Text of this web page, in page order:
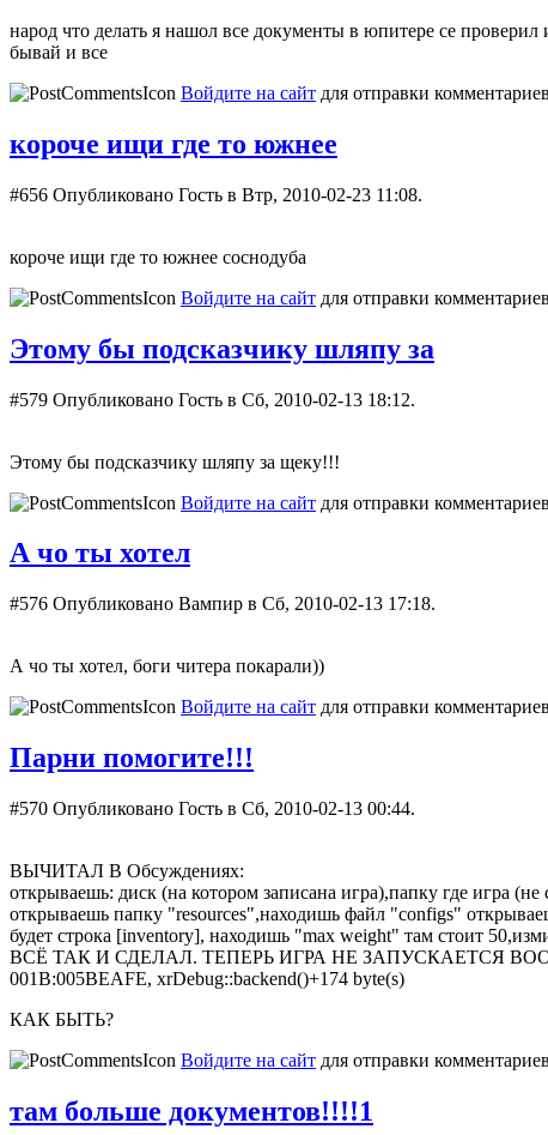
народ что делать я нашол все документы в юпитере се
бывай и все
Войдите на сайт для отправки комментариев
короче ищи где то южнее
#656 Опубликовано Гость в Втр, 2010-02-23 11:08.
короче ищи где то южнее соснодуба
Войдите на сайт для отправки комментариев
Этому бы подсказчику шляпу за
#579 Опубликовано Гость в Сб, 2010-02-13 18:12.
Этому бы подсказчику шляпу за щеку!!!
Войдите на сайт для отправки комментариев
А чо ты хотел
#576 Опубликовано Вампир в Сб, 2010-02-13 17:18.
А чо ты хотел, боги читера покарали))
Войдите на сайт для отправки комментариев
Парни помогите!!!
#570 Опубликовано Гость в Сб, 2010-02-13 00:44.
ВЫЧИТАЛ В Обсуждениях:
открываешь: диск (на котором записана игра),папку где игра
открываешь папку "resources",находишь файл "configs"
будет строка [inventory], находишь "max weight" там стоит
ВСЁ ТАК И СДЕЛАЛ. ТЕПЕРЬ ИГРА НЕ ЗАПУСКАЕТСЯ
001B:005BEAFE, xrDebug::backend()+174 byte(s)
КАК БЫТЬ?
Войдите на сайт для отправки комментариев
там больше документов!!!!1